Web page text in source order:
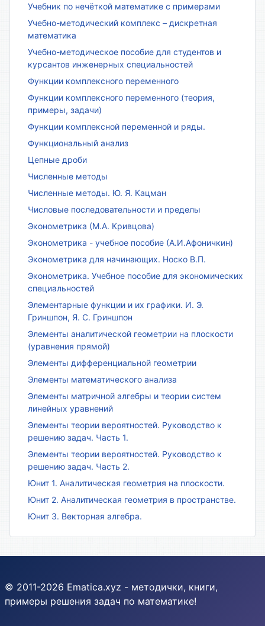
Учебник по нечёткой математике с примерами
Учебно-методический комплекс – дискретная
математика
Учебно-методическое пособие для студентов и
курсантов инженерных специальностей
Функции комплексного переменного
Функции комплексного переменного (теория,
примеры, задачи)
Функции комплексной переменной и ряды.
Функциональный анализ
Цепные дроби
Численные методы
Численные методы. Ю. Я. Кацман
Числовые последовательности и пределы
Эконометрика (М.А. Кривцова)
Эконометрика - учебное пособие (А.И.Афоничкин)
Эконометрика для начинающих. Носко В.П.
Эконометрика. Учебное пособие для экономических
специальностей
Элементарные функции и их графики. И. Э.
Гриншпон, Я. С. Гриншпон
Элементы аналитической геометрии на плоскости
(уравнения прямой)
Элементы дифференциальной геометрии
Элементы математического анализа
Элементы матричной алгебры и теории систем
линейных уравнений
Элементы теории вероятностей. Руководство к
решению задач. Часть 1.
Элементы теории вероятностей. Руководство к
решению задач. Часть 2.
Юнит 1. Аналитическая геометрия на плоскости.
Юнит 2. Аналитическая геометрия в пространстве.
Юнит 3. Векторная алгебра.
© 2011-2026 Ematica.xyz - методички, книги,
примеры решения задач по математике!